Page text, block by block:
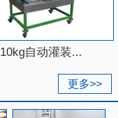
10kg自动灌装...
更多>>